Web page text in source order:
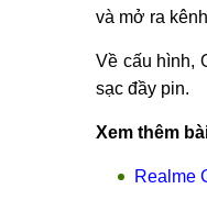
và mở ra
Về cấu hình,
sạc đầy pin.
Xem thêm
Realme